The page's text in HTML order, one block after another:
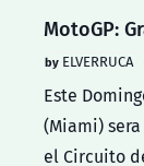
MotoGP:
ELVERRUCA
Este
(Miami)
el Circuito